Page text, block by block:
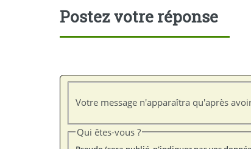
Postez votre réponse
Votre message n'apparaîtra qu'après
Qui êtes-vous ?